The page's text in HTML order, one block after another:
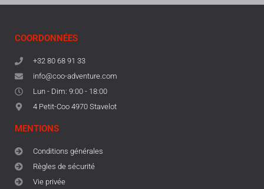
COORDONNÉES
+32 80 68 91 33
info@coo-adventure.com
Lun - Dim: 9:00 - 18:00
4 Petit-Coo 4970 Stavelot
MENTIONS
Conditions générales
Règles de sécurité
Vie privée